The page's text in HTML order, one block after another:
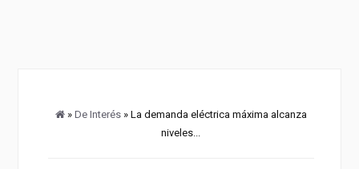
» De Interés» La demanda eléctrica máxima alcanza
niveles...